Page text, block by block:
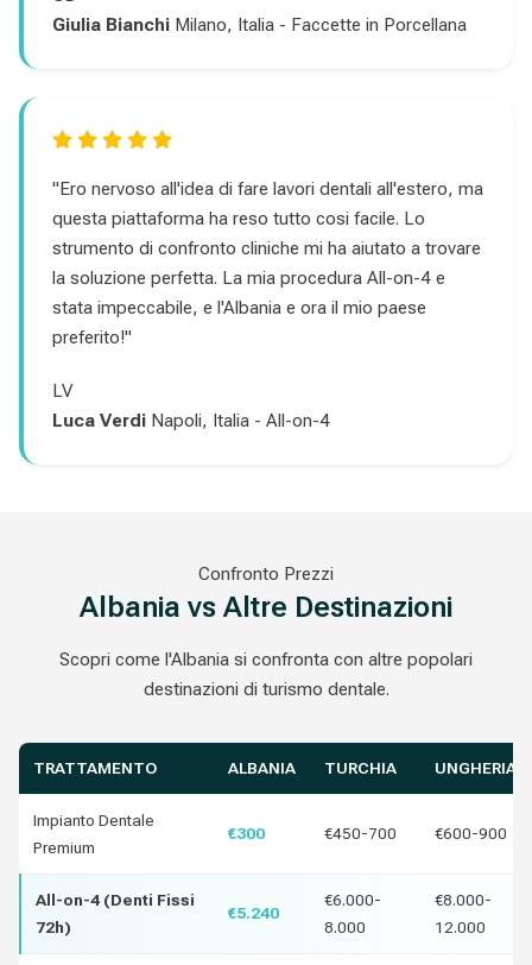
Giulia Bianchi Milano, Italia - Faccette in Porcellana
"Ero nervoso all'idea di fare lavori dentali all'estero, ma
questa piattaforma ha reso tutto cosi facile. Lo
strumento di confronto cliniche mi ha aiutato a trovare
la soluzione perfetta. La mia procedura All-on-4 e
stata impeccabile, e l'Albania e ora il mio paese
preferito!"
LV
Luca Verdi Napoli, Italia - All-on-4
Confronto Prezzi
Albania vs Altre Destinazioni
Scopri come l'Albania si confronta con altre popolari
destinazioni di turismo dentale.
TRATTAMENTO ALBANIA TURCHIA UNGHERIA
Impianto Dentale
Premium
€300 €450-700 €600-900
All-on-4 (Denti Fissi
72h)
€5.240
€6.000-
8.000
€8.000-
12.000